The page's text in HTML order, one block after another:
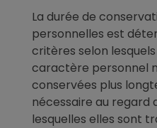
La durée de
personnelles est
critères selon
caractère personnel
conservées plus
nécessaire au regard
lesquelles elles sont